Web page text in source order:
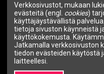
Voit peruuttaa tilauksen milloin
Seuraa meitä
Verkkosivustot, mukaan
evästeitä (engl. cookies)
käyttäjäystävällistä
tietoja sivuston käynneistä
käyttökokemusta.
Jatkamalla verkkosivuston
tiedon evästeiden käytöstä
laitteellesi.